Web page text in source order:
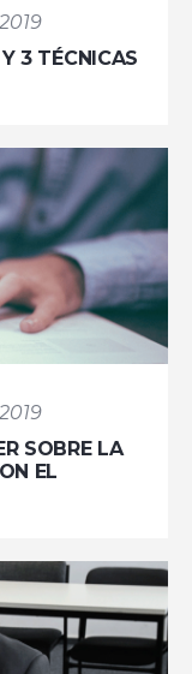
3 TÉCNICAS
SOBRE LA
EL